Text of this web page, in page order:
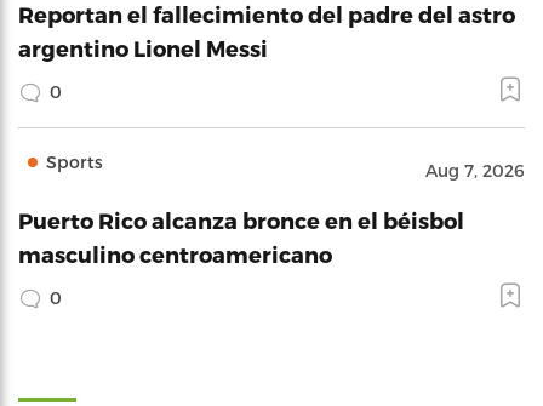
Reportan el fallecimiento del padre del astro
argentino Lionel Messi
0
Sports Aug 7, 2026
Puerto Rico alcanza bronce en el béisbol
masculino centroamericano
0